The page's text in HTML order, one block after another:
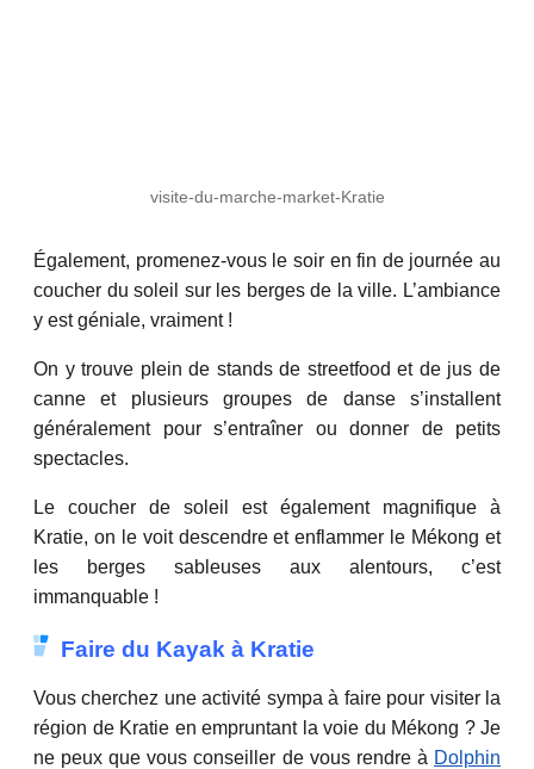
visite-du-marche-market-Kratie
Également, promenez-vous le soir en fin de journée au
coucher du soleil sur les berges de la ville. L’ambiance
y est géniale, vraiment !
On y trouve plein de stands de streetfood et de jus de
canne et plusieurs groupes de danse s’installent
généralement pour s’entraîner ou donner de petits
spectacles.
Le coucher de soleil est également magnifique à
Kratie, on le voit descendre et enflammer le Mékong et
les berges sableuses aux alentours, c’est
immanquable !
Faire du Kayak à Kratie
Vous cherchez une activité sympa à faire pour visiter la
région de Kratie en empruntant la voie du Mékong ? Je
ne peux que vous conseiller de vous rendre à Dolphin